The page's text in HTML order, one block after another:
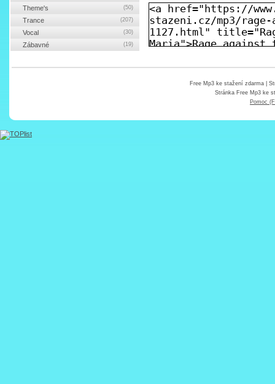
Theme's (50)
Trance (207)
Vocal (30)
Zábavné (19)
Free Mp3 ke stažení zdarma|
Stránka Free Mp3 ke
Pomoc